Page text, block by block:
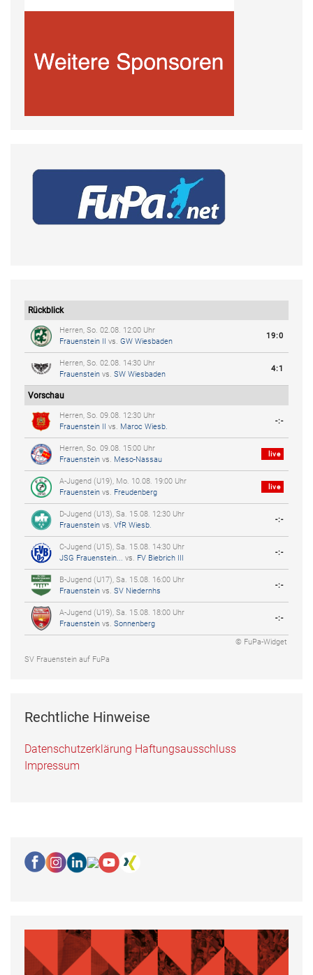
Rückblick
Herren, So. 02.08. 12:00 Uhr
Frauenstein II vs. GW Wiesbaden
19:0
Herren, So. 02.08. 14:30 Uhr
Frauenstein vs. SW Wiesbaden
4:1
Vorschau
Herren, So. 09.08. 12:30 Uhr
Frauenstein II vs. Maroc Wiesb.
-:-
Herren, So. 09.08. 15:00 Uhr
Frauenstein vs. Meso-Nassau
live
A-Jugend (U19), Mo. 10.08. 19:00 Uhr
Frauenstein vs. Freudenberg
live
D-Jugend (U13), Sa. 15.08. 12:30 Uhr
Frauenstein vs. VfR Wiesb.
-:-
C-Jugend (U15), Sa. 15.08. 14:30 Uhr
JSG Frauenstein... vs. FV Biebrich III
-:-
B-Jugend (U17), Sa. 15.08. 16:00 Uhr
Frauenstein vs. SV Niedernhs
-:-
A-Jugend (U19), Sa. 15.08. 18:00 Uhr
Frauenstein vs. Sonnenberg
-:-
© FuPa-Widget
SV Frauenstein auf FuPa
Rechtliche Hinweise
Datenschutzerklärung Haftungsausschluss
Impressum